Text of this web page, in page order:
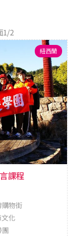
1/2
紐西蘭
課程
物街
化